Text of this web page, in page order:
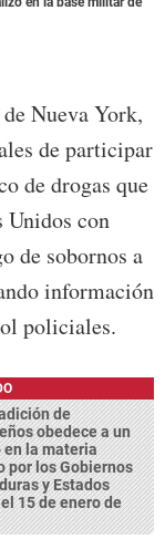
Nueva York,
de participar
de drogas que
Unidos con
de sobornos a
información
policiales.
de
obedece a un
en la materia
por los Gobiernos
y Estados
15 de enero de